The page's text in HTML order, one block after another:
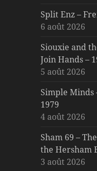
Split Enz –
6 août 2026
Siouxie and
Join Hands –
5 août 2026
Simple Minds
1979
4 août 2026
Sham 69 –
the Hersham
3 août 2026